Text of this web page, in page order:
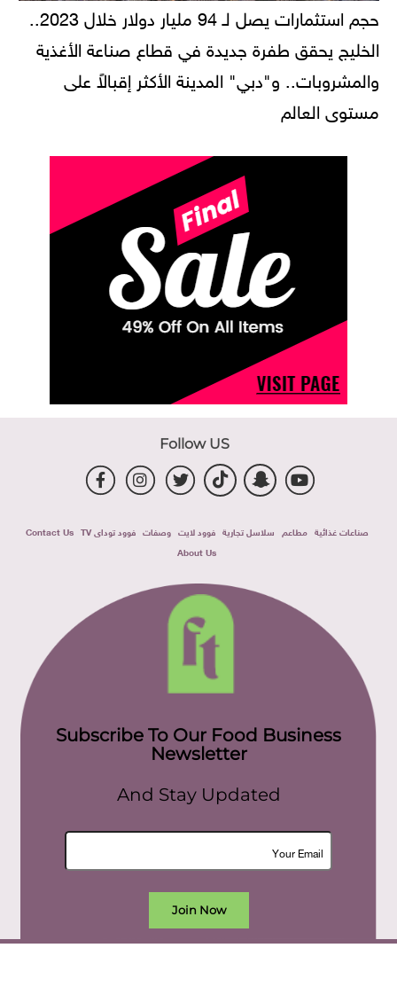
حجم استثمارات يصل لـ 94 مليار دولار خلال 2023..
الخليج يحقق طفرة جديدة في قطاع صناعة الأغذية
والمشروبات.. و"دبي" المدينة الأكثر إقبالاً على
مستوى العالم
Follow US
صناعات غذائية مطاعم سلاسل تجارية فوود لايت وصفات فوود توداى TV
Contact Us
About Us
Subscribe To Our Food Business
Newsletter
And Stay Updated
Join Now